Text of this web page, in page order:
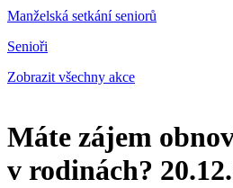
Manželská setkání seniorů
Senioři
Zobrazit všechny akce
Máte zájem
v rodinách?